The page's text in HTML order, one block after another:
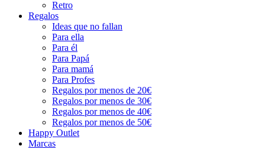
Retro
Regalos
Ideas que no fallan
Para ella
Para él
Para Papá
Para mamá
Para Profes
Regalos por menos de 20€
Regalos por menos de 30€
Regalos por menos de 40€
Regalos por menos de 50€
Happy Outlet
Marcas